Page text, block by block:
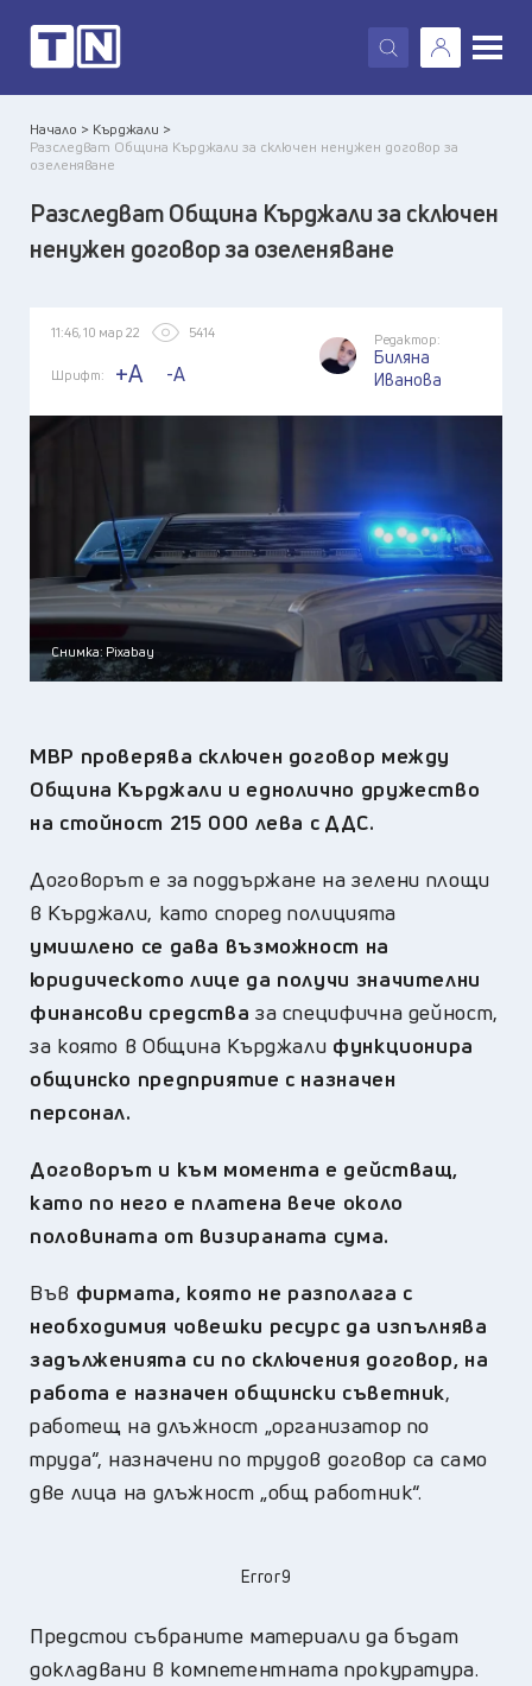
X
Начало > Кърджали >
Разследват Община Кърджали за сключен ненужен договор за
озеленяване
Разследват Община Кърджали за сключен
ненужен договор за озеленяване
11:46, 10 мар 22 5414
Шрифт: +A -A
Редактор:
Биляна
Иванова
Снимка: Pixabay
МВР проверява сключен договор между
Община Кърджали и еднолично дружество
на стойност 215 000 лева с ДДС.
Договорът е за поддържане на зелени площи
в Кърджали, като според полицията
умишлено се дава възможност на
юридическото лице да получи значителни
финансови средства за специфична дейност,
за която в Община Кърджали функционира
общинско предприятие с назначен
персонал.
Договорът и към момента е действащ,
като по него е платена вече около
половината от визираната сума.
Във фирмата, която не разполага с
необходимия човешки ресурс да изпълнява
задълженията си по сключения договор, на
работа е назначен общински съветник,
работещ на длъжност „организатор по
труда“, назначени по трудов договор са само
две лица на длъжност „общ работник“.
Error9
Предстои събраните материали да бъдат
докладвани в компетентната прокуратура.